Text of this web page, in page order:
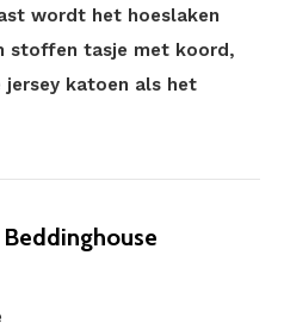
wordt het hoeslaken
stoffen tasje met koord,
katoen als het